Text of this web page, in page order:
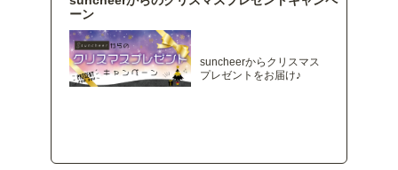
ーン
suncheerからクリスマス
プレゼントをお届け♪